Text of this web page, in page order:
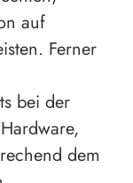
auf
Ferner
bei der
dem